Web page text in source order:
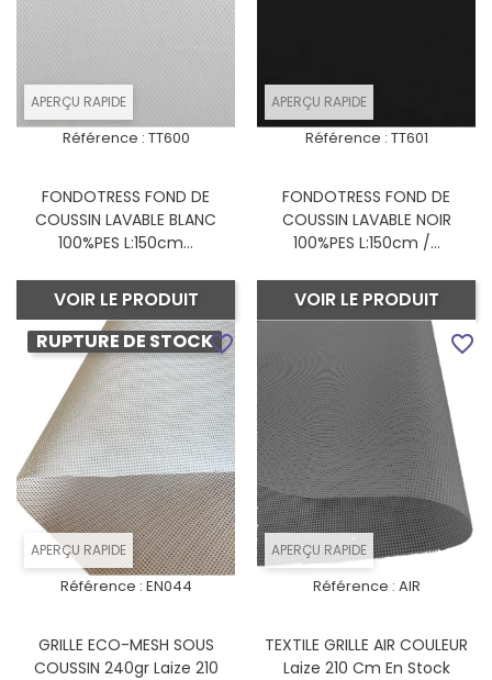
APERÇU RAPIDE
Référence : TT600
FONDOTRESS FOND DE
COUSSIN LAVABLE BLANC
100%PES L:150cm...
VOIR LE PRODUIT
APERÇU RAPIDE
Référence : TT601
FONDOTRESS FOND DE
COUSSIN LAVABLE NOIR
100%PES L:150cm /...
VOIR LE PRODUIT
APERÇU RAPIDE
RUPTURE DE STOCK
Référence : EN044
GRILLE ECO-MESH SOUS
COUSSIN 240gr Laize 210
favorite_border
APERÇU RAPIDE
Référence : AIR
TEXTILE GRILLE AIR COULEUR
Laize 210 Cm En Stock
favorite_border